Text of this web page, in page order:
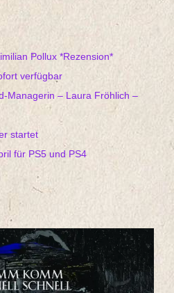
Pollux *Rezension*
verfügbar
Managerin – Laura Fröhlich –
startet
für PS5 und PS4